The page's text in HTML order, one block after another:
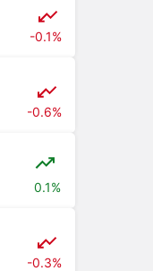
-0.1%
-0.6%
0.1%
-0.3%